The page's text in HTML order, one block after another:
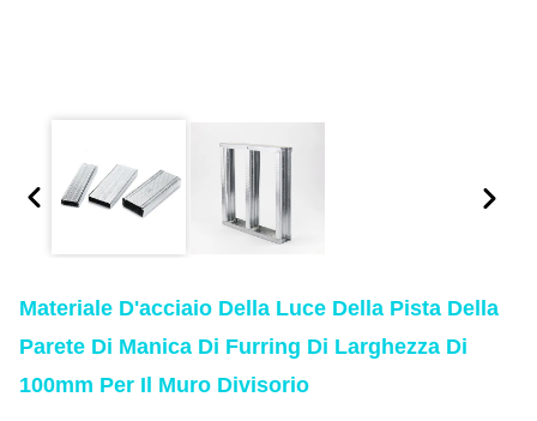
Materiale D'acciaio Della Luce Della Pista Della
Parete Di Manica Di Furring Di Larghezza Di
100mm Per Il Muro Divisorio